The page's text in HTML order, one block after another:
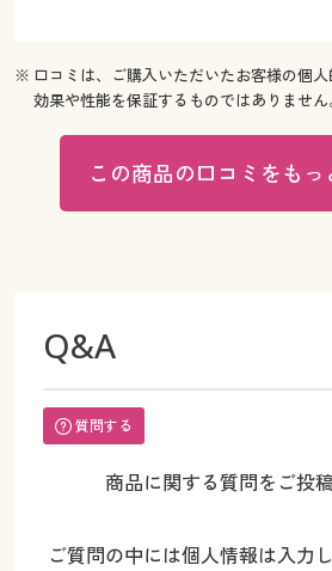
※ 口コミは、ご購入いただいたお客様の個
効果や性能を保証するものではありません
この商品の口コミをもっ
Q&A
質問する
商品に関する質問をご投
ご質問の中には個人情報は入力